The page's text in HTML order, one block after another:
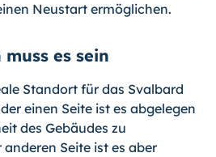
Neustart ermöglichen.
es sein
Standort für das Svalbard
einen Seite ist es abgelegen
des Gebäudes zu
Seite ist es aber